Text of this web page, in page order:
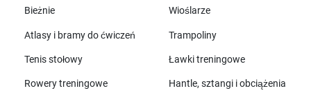
Bieżnie Wioślarze
Atlasy i bramy do ćwiczeń Trampoliny
Tenis stołowy Ławki treningowe
Rowery treningowe Hantle, sztangi i obciążenia